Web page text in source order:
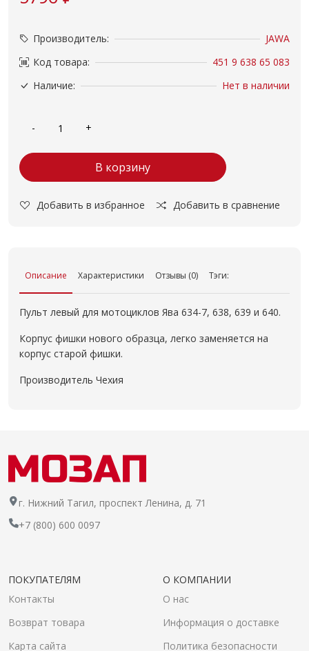
Производитель:
JAWA
Код товара:
451 9 638 65 083
Наличие:
Нет в наличии
В корзину
Добавить в избранное Добавить в сравнение
Описание Характеристики Отзывы (0) Тэги:
Пульт левый для мотоциклов Ява 634-7, 638, 639 и 640.
Корпус фишки нового образца, легко заменяется на
корпус старой фишки.
Производитель Чехия
г. Нижний Тагил, проспект Ленина, д. 71
+7 (800) 600 0097
ПОКУПАТЕЛЯМ
Контакты
Возврат товара
Карта сайта
О КОМПАНИИ
О нас
Информация о доставке
Политика безопасности